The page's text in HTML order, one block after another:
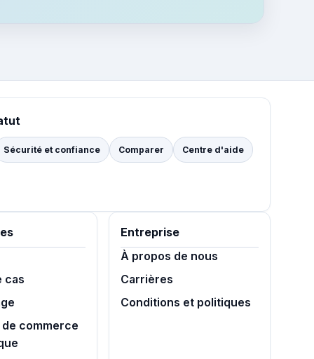
Sécurité et confiance Comparer Centre d'aide
cas
commerce
Entreprise
À propos de nous
Carrières
Conditions et politiques